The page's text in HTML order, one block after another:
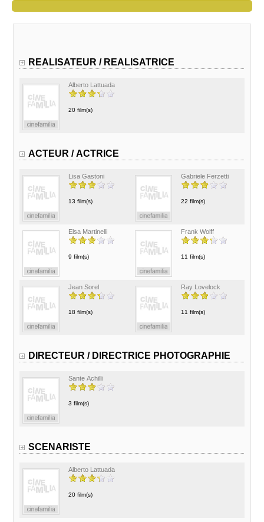
REALISATEUR / REALISATRICE
Alberto Lattuada
20 film(s)
ACTEUR / ACTRICE
Lisa Gastoni
13 film(s)
Gabriele Ferzetti
22 film(s)
Elsa Martinelli
9 film(s)
Frank Wolff
11 film(s)
Jean Sorel
18 film(s)
Ray Lovelock
11 film(s)
DIRECTEUR / DIRECTRICE PHOTOGRAPHIE
Sante Achilli
3 film(s)
SCENARISTE
Alberto Lattuada
20 film(s)